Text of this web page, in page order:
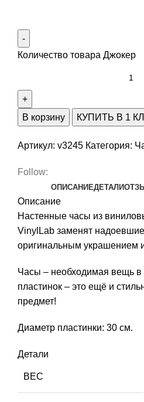
Количество товара Джокер
В корзину КУПИТЬ В 1
Артикул: v3245 Категория:
Follow:
ОПИСАНИЕДЕТАЛИ
Описание
Настенные часы из
VinylLab заменят
оригинальным украшением
Часы – необходимая вещь
пластинок – это ещё и
предмет!
Диаметр пластинки: 30 см.
Детали
ВЕС